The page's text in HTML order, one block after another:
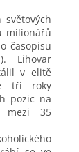
milionářů
časopisu
Lihovar
v elitě
tři roky
pozic na
mezi 35